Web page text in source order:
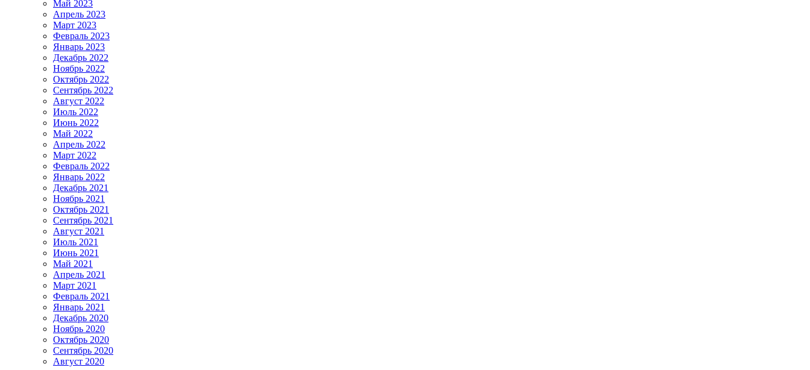
Май 2023
Апрель 2023
Март 2023
Февраль 2023
Январь 2023
Декабрь 2022
Ноябрь 2022
Октябрь 2022
Сентябрь 2022
Август 2022
Июль 2022
Июнь 2022
Май 2022
Апрель 2022
Март 2022
Февраль 2022
Январь 2022
Декабрь 2021
Ноябрь 2021
Октябрь 2021
Сентябрь 2021
Август 2021
Июль 2021
Июнь 2021
Май 2021
Апрель 2021
Март 2021
Февраль 2021
Январь 2021
Декабрь 2020
Ноябрь 2020
Октябрь 2020
Сентябрь 2020
Август 2020